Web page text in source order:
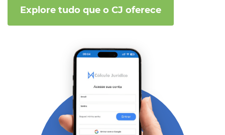
Explore tudo que o CJ oferece